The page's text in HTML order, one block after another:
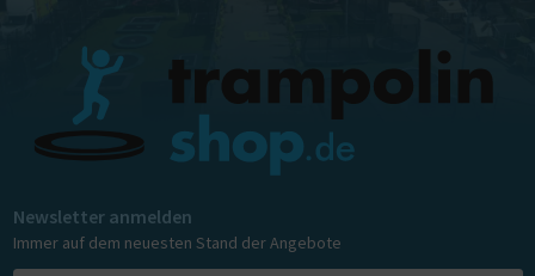
Newsletter anmelden
Immer auf dem neuesten Stand der Angebote